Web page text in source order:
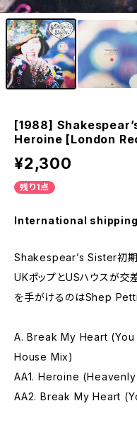
[1988]
Heroine [London
¥2,300
残り1点
International
Shakespear’s Sister初期
UKポップとUSハウスが交
を手がけるのはShep
A. Break My Heart
House Mix)
AA1. Heroine
AA2. Break My Heart